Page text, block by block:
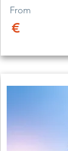
From
€